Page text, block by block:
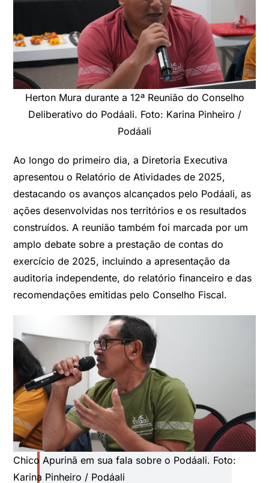
Herton Mura durante a 12ª Reunião do Conselho
Deliberativo do Podáali. Foto: Karina Pinheiro /
Podáali
Ao longo do primeiro dia, a Diretoria Executiva
apresentou o Relatório de Atividades de 2025,
destacando os avanços alcançados pelo Podáali, as
ações desenvolvidas nos territórios e os resultados
construídos. A reunião também foi marcada por um
amplo debate sobre a prestação de contas do
exercício de 2025, incluindo a apresentação da
auditoria independente, do relatório financeiro e das
recomendações emitidas pelo Conselho Fiscal.
Chico Apurinã em sua fala sobre o Podáali. Foto:
Karina Pinheiro / Podáali